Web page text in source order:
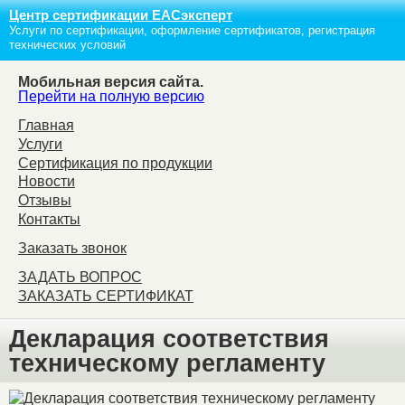
Центр сертификации ЕАСэксперт
Услуги по сертификации, оформление сертификатов, регистрация
технических условий
Мобильная версия сайта.
Перейти на полную версию
Главная
Услуги
Сертификация по продукции
Новости
Отзывы
Контакты
Заказать звонок
ЗАДАТЬ ВОПРОС
ЗАКАЗАТЬ СЕРТИФИКАТ
Декларация соответствия
техническому регламенту